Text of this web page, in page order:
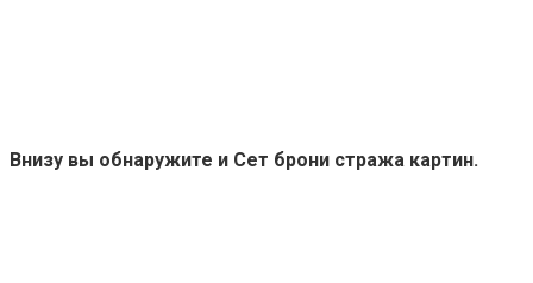
Внизу вы обнаружите и Сет брони стража картин.